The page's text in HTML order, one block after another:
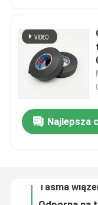
Dom
Produkty
Filmy
O nas
Najlepsza